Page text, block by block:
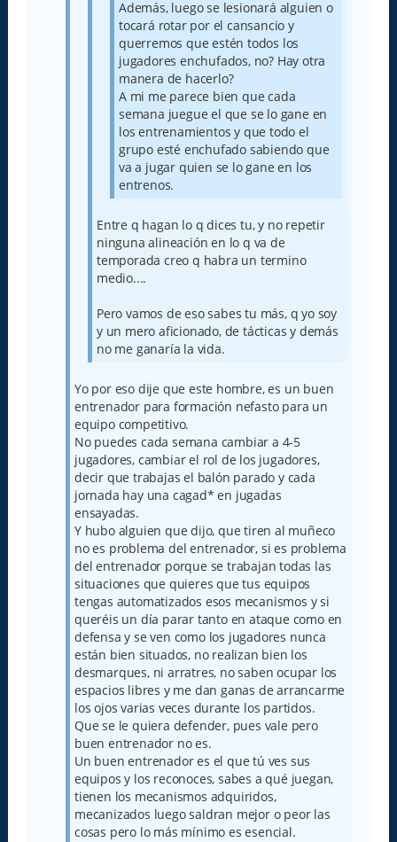
Además, luego se lesionará alguien o
tocará rotar por el cansancio y
querremos que estén todos los
jugadores enchufados, no? Hay otra
manera de hacerlo?
A mi me parece bien que cada
semana juegue el que se lo gane en
los entrenamientos y que todo el
grupo esté enchufado sabiendo que
va a jugar quien se lo gane en los
entrenos.
Entre q hagan lo q dices tu, y no repetir
ninguna alineación en lo q va de
temporada creo q habra un termino
medio....
Pero vamos de eso sabes tu más, q yo soy
y un mero aficionado, de tácticas y demás
no me ganaría la vida.
Yo por eso dije que este hombre, es un buen
entrenador para formación nefasto para un
equipo competitivo.
No puedes cada semana cambiar a 4-5
jugadores, cambiar el rol de los jugadores,
decir que trabajas el balón parado y cada
jornada hay una cagad* en jugadas
ensayadas.
Y hubo alguien que dijo, que tiren al muñeco
no es problema del entrenador, si es problema
del entrenador porque se trabajan todas las
situaciones que quieres que tus equipos
tengas automatizados esos mecanismos y si
queréis un día parar tanto en ataque como en
defensa y se ven como los jugadores nunca
están bien situados, no realizan bien los
desmarques, ni arratres, no saben ocupar los
espacios libres y me dan ganas de arrancarme
los ojos varias veces durante los partidos.
Que se le quiera defender, pues vale pero
buen entrenador no es.
Un buen entrenador es el que tú ves sus
equipos y los reconoces, sabes a qué juegan,
tienen los mecanismos adquiridos,
mecanizados luego saldran mejor o peor las
cosas pero lo más mínimo es esencial.